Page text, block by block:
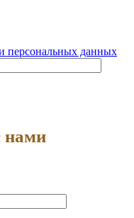
персональных данных
нами